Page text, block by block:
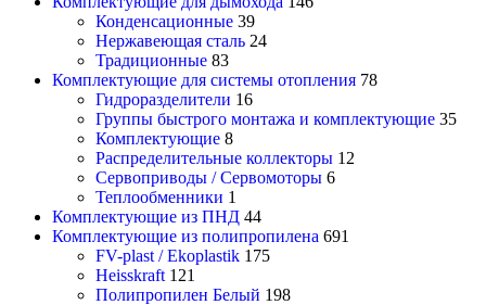
Конденсационные 39
Нержавеющая сталь 24
Традиционные 83
Комплектующие для системы отопления 78
Гидроразделители 16
Группы быстрого монтажа и комплектующие 35
Комплектующие 8
Распределительные коллекторы 12
Сервоприводы / Сервомоторы 6
Теплообменники 1
Комплектующие из ПНД 44
Комплектующие из полипропилена 691
FV-plast / Ekoplastik 175
Heisskraft 121
Полипропилен Белый 198